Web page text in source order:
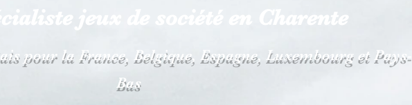
jeux de société en Charente
pour la France, Belgique, Espagne, Luxembourg et Pays-
Bas